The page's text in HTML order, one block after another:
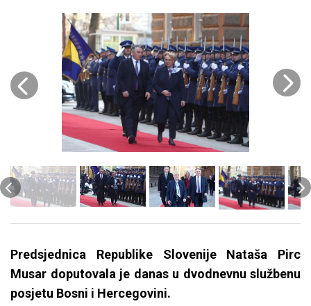
Predsjednica Republike Slovenije Nataša Pirc
Musar doputovala je danas u dvodnevnu službenu
posjetu Bosni i Hercegovini.